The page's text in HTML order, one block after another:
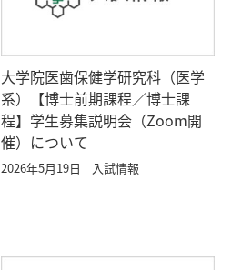
大学院医歯保健学研究科（医学
系）【博士前期課程／博士課
程】学生募集説明会（Zoom開
催）について
2026年5月19日 入試情報